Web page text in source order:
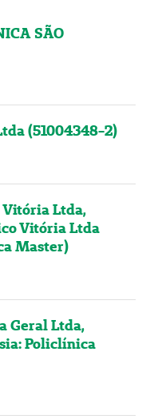
SÃO
(51004348-2)
Ltda,
Vitória Ltda
Master)
Geral Ltda,
Policlínica